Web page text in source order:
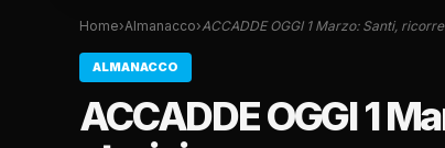
Home›Almanacco›ACCADDE OGGI 1 Marzo: Santi,
ALMANACCO
ACCADDE OGGI 1